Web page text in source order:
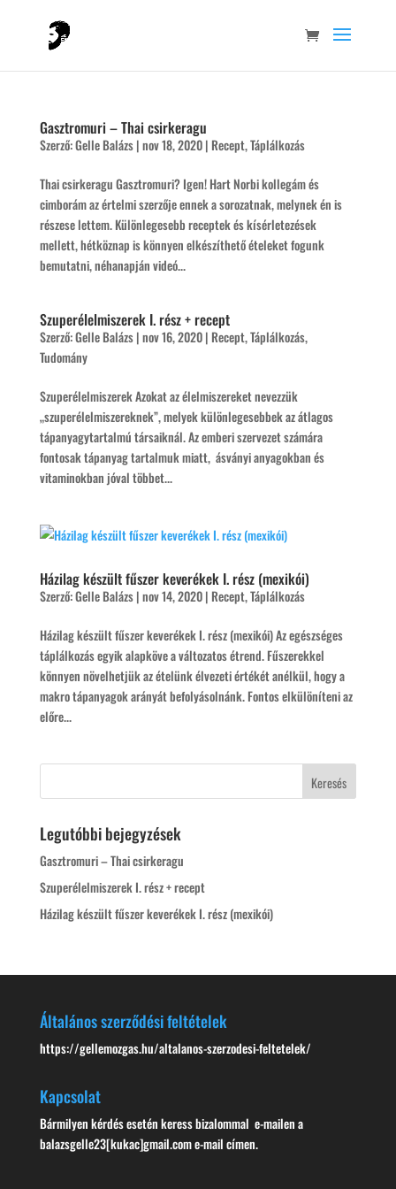
Gasztromuri – Thai csirkeragu
Szerző:Gelle Balázs|nov 18, 2020| Recept,Táplálkozás
Thai csirkeragu Gasztromuri? Igen! Hart Norbi kollegám és
cimborám az értelmi szerzője ennek a sorozatnak, melynek én is
részese lettem. Különlegesebb receptek és kísérletezések
mellett, hétköznap is könnyen elkészíthető ételeket fogunk
bemutatni, néhanapján videó...
Szuperélelmiszerek I. rész + recept
Szerző:Gelle Balázs|nov 16, 2020| Recept,Táplálkozás,
Tudomány
Szuperélelmiszerek Azokat az élelmiszereket nevezzük
„szuperélelmiszereknek”, melyek különlegesebbek az átlagos
tápanyagytartalmú társaiknál. Az emberi szervezet számára
fontosak tápanyag tartalmuk miatt, ásványi anyagokban és
vitaminokban jóval többet...
Házilag készült fűszer keverékek I. rész (mexikói)
Szerző:Gelle Balázs|nov 14, 2020| Recept,Táplálkozás
Házilag készült fűszer keverékek I. rész (mexikói) Az egészséges
táplálkozás egyik alapköve a változatos étrend. Fűszerekkel
könnyen növelhetjük az ételünk élvezeti értékét anélkül, hogy a
makro tápanyagok arányát befolyásolnánk. Fontos elkülöníteni az
előre...
Legutóbbi bejegyzések
Gasztromuri – Thai csirkeragu
Szuperélelmiszerek I. rész + recept
Házilag készült fűszer keverékek I. rész (mexikói)
Általános szerződési feltételek
https://gellemozgas.hu/altalanos-szerzodesi-feltetelek/
Kapcsolat
Bármilyen kérdés esetén keress bizalommal e-mailen a
balazsgelle23[kukac]gmail.com e-mail címen.